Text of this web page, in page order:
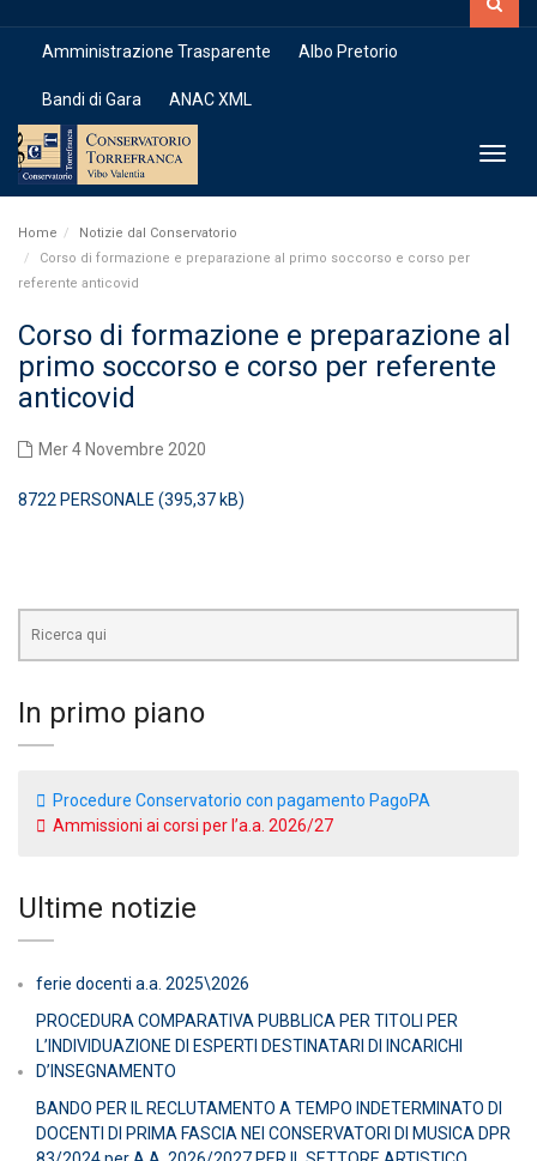
Amministrazione Trasparente Albo Pretorio
Bandi di Gara ANAC XML
Home
Notizie dal Conservatorio
Corso di formazione e preparazione al primo soccorso e corso per
referente anticovid
Corso di formazione e preparazione al
primo soccorso e corso per referente
anticovid
Mer 4 Novembre 2020
8722 PERSONALE
In primo piano
Procedure Conservatorio con pagamento PagoPA
Ammissioni ai corsi per l’a.a. 2026/27
Ultime notizie
ferie docenti a.a. 2025\2026
PROCEDURA COMPARATIVA PUBBLICA PER TITOLI PER
L’INDIVIDUAZIONE DI ESPERTI DESTINATARI DI INCARICHI
D’INSEGNAMENTO
BANDO PER IL RECLUTAMENTO A TEMPO INDETERMINATO DI
DOCENTI DI PRIMA FASCIA NEI CONSERVATORI DI MUSICA DPR